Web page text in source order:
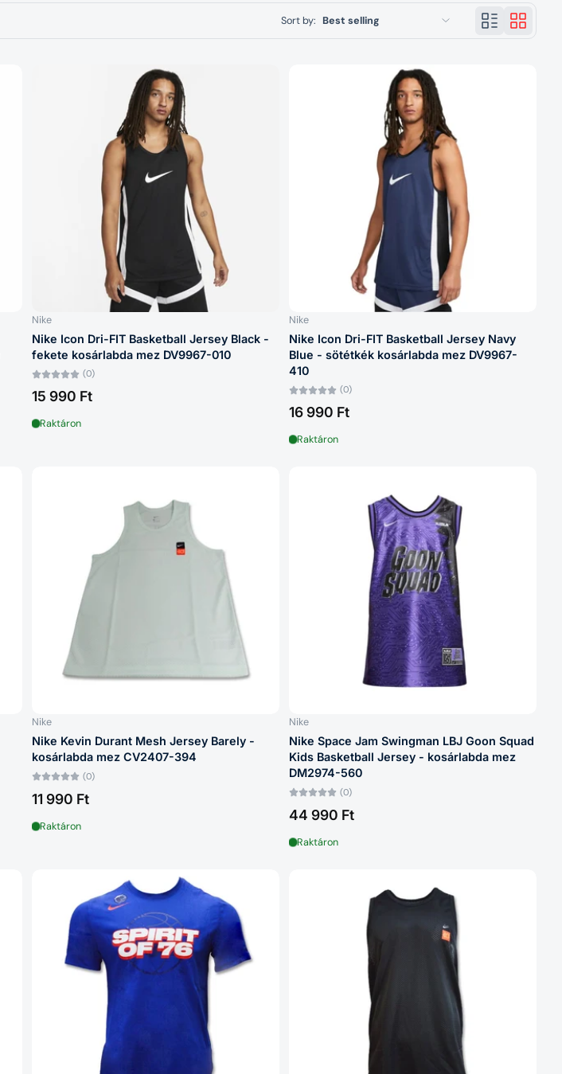
Sort by: Best selling
Most relevant
Alphabetically, A-Z
Alphabetically, Z-A
Price, low to high
Price, high to low
Date, old to new
Date, new to old
Nike
Nike Icon Dri-FIT Basketball Jersey Black -
fekete kosárlabda mez DV9967-010
(0)
15 990 Ft
Raktáron
Nike
Nike Icon Dri-FIT Basketball Jersey Navy
Blue - sötétkék kosárlabda mez DV9967-
410
(0)
16 990 Ft
Raktáron
Nike
Nike Kevin Durant Mesh Jersey Barely -
kosárlabda mez CV2407-394
(0)
11 990 Ft
Raktáron
Nike
Nike Space Jam Swingman LBJ Goon Squad
Kids Basketball Jersey - kosárlabda mez
DM2974-560
(0)
44 990 Ft
Raktáron